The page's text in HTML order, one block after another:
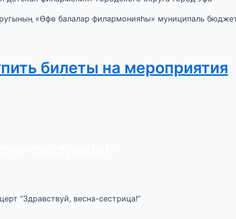
«Өфө балалар филармонияһы» муниципаль
билеты на мероприятия
“Здравствуй, весна-сестрица!”